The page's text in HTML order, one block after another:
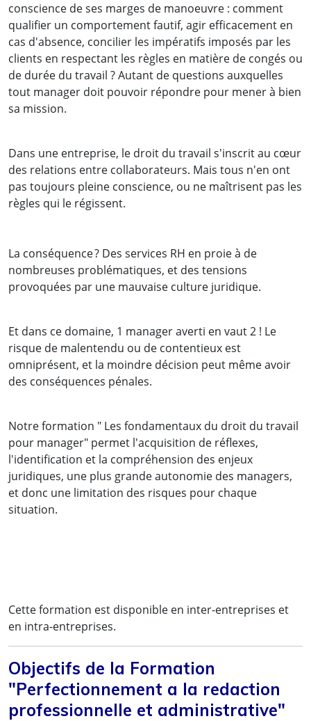
conscience de ses marges de manoeuvre : comment
qualifier un comportement fautif, agir efficacement en
cas d'absence, concilier les impératifs imposés par les
clients en respectant les règles en matière de congés ou
de durée du travail ? Autant de questions auxquelles
tout manager doit pouvoir répondre pour mener à bien
sa mission.
Dans une entreprise, le droit du travail s'inscrit au cœur
des relations entre collaborateurs. Mais tous n'en ont
pas toujours pleine conscience, ou ne maîtrisent pas les
règles qui le régissent.
La conséquence ? Des services RH en proie à de
nombreuses problématiques, et des tensions
provoquées par une mauvaise culture juridique.
Et dans ce domaine, 1 manager averti en vaut 2 ! Le
risque de malentendu ou de contentieux est
omniprésent, et la moindre décision peut même avoir
des conséquences pénales.
Notre formation " Les fondamentaux du droit du travail
pour manager" permet l'acquisition de réflexes,
l'identification et la compréhension des enjeux
juridiques, une plus grande autonomie des managers,
et donc une limitation des risques pour chaque
situation.
Cette formation est disponible en inter-entreprises et
en intra-entreprises.
Objectifs de la Formation
"Perfectionnement a la redaction
professionnelle et administrative"